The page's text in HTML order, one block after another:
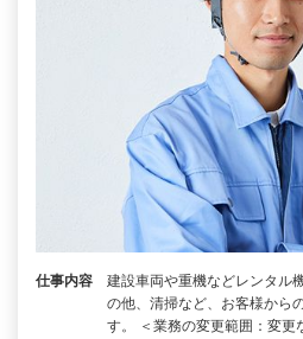
仕事内容
建設車両や重機などレンタル
の他、清掃など、お客様から
す。 ＜業務の変更範囲：変更